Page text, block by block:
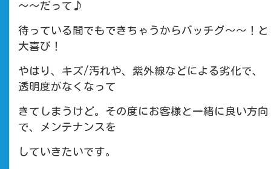
～～だって♪
待っている間でもできちゃうからバッチグ～～！と
大喜び！
やはり、キズ/汚れや、紫外線などによる劣化で、
透明度がなくなって
きてしまうけど。その度にお客様と一緒に良い方向
で、メンテナンスを
していきたいです。